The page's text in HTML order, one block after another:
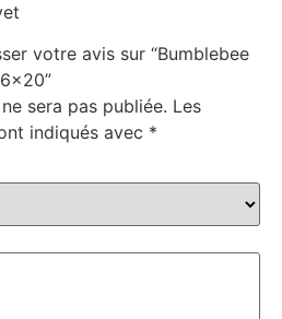
votre avis sur “Bumblebee
sera pas publiée. Les
indiqués avec *